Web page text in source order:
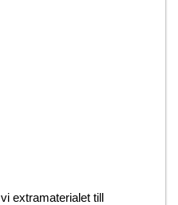
vi extramaterialet till